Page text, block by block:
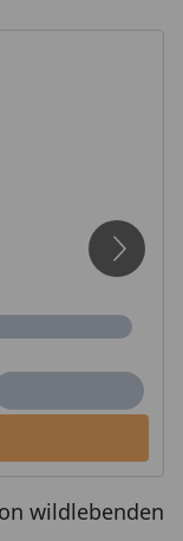
wildlebenden